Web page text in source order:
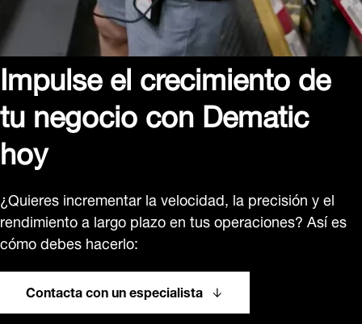
Impulse el crecimiento de
tu negocio con Dematic
hoy
¿Quieres incrementar la velocidad, la precisión y el
rendimiento a largo plazo en tus operaciones? Así es
cómo debes hacerlo:
Contacta con un especialista